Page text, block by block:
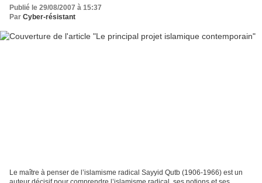
Publié le 29/08/2007 à 15:37
Par Cyber-résistant
Le maître à penser de l’islamisme radical Sayyid Qutb (1906-1966) est un